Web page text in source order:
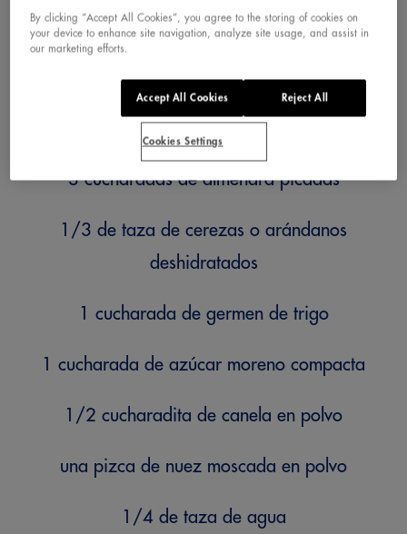
INGREDIENTES
Para 6 personas:
6 manzanas golden
3 cucharadas de almendra picadas
1/3 de taza de cerezas o arándanos
deshidratados
1 cucharada de germen de trigo
1 cucharada de azúcar moreno compacta
1/2 cucharadita de canela en polvo
una pizca de nuez moscada en polvo
1/4 de taza de agua
By clicking “Accept All Cookies”, you agree to the storing of cookies on
your device to enhance site navigation, analyze site usage, and assist in
our marketing efforts.
Reject All
Accept All Cookies
Cookies Settings